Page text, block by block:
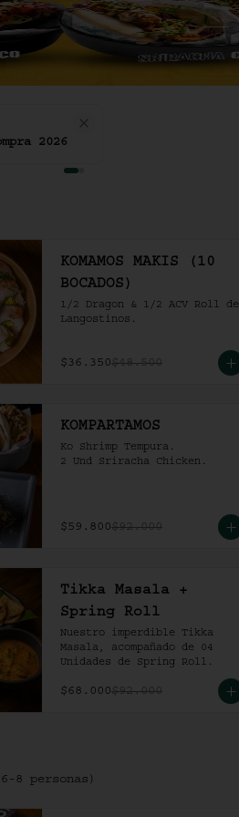
2026
KOMAMOS MAKIS (10
BOCADOS)
1/2 Dragon & 1/2 ACV Roll de
Langostinos.
$36.350$48.500
KOMPARTAMOS
Ko Shrimp Tempura.
2 Und Sriracha Chicken.
$59.800$92.000
Tikka Masala +
Spring Roll
Nuestro imperdible Tikka
Masala, acompañado de 04
Unidades de Spring Roll.
$68.000$92.000
8 personas)